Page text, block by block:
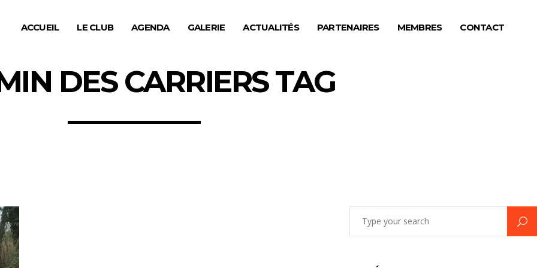
ACCUEIL LE CLUB AGENDA GALERIE ACTUALITÉS PARTENAIRES MEMBRES CONTACT
DES CARRIERS TAG